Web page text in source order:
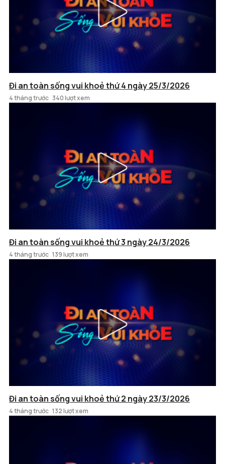
Đi an toàn sống vui khoẻ thứ 4 ngày 25/3/2026
4 tháng trước 340 lượt xem
Đi an toàn sống vui khoẻ thứ 3 ngày 24/3/2026
4 tháng trước 139 lượt xem
Đi an toàn sống vui khoẻ thứ 2 ngày 23/3/2026
4 tháng trước 132 lượt xem